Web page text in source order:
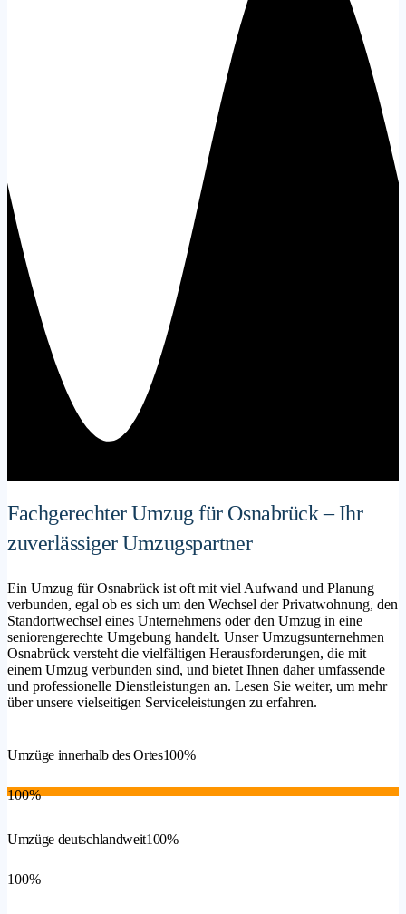
Fachgerechter Umzug für Osnabrück – Ihr
zuverlässiger Umzugspartner
Ein Umzug für Osnabrück ist oft mit viel Aufwand und Planung
verbunden, egal ob es sich um den Wechsel der Privatwohnung, den
Standortwechsel eines Unternehmens oder den Umzug in eine
seniorengerechte Umgebung handelt. Unser Umzugsunternehmen
Osnabrück versteht die vielfältigen Herausforderungen, die mit
einem Umzug verbunden sind, und bietet Ihnen daher umfassende
und professionelle Dienstleistungen an. Lesen Sie weiter, um mehr
über unsere vielseitigen Serviceleistungen zu erfahren.
Umzüge innerhalb des Ortes100%
100%
Umzüge deutschlandweit100%
100%